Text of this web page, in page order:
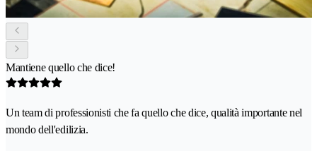
Mantiene quello che dice!
Un team di professionisti che fa quello che dice, qualità importante nel
mondo dell'edilizia.